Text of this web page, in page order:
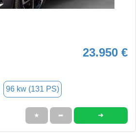
23.950 €
96 kw (131 PS)
★ ➦ ➜